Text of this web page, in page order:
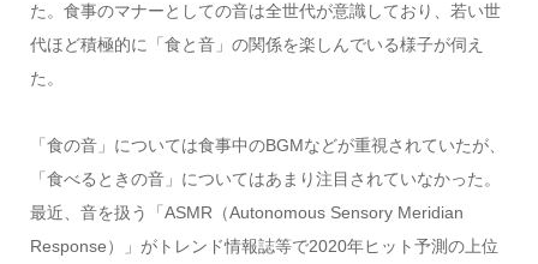
た。食事のマナーとしての音は全世代が意識しており、若い世
代ほど積極的に「食と音」の関係を楽しんでいる様子が伺え
た。
「食の音」については食事中のBGMなどが重視されていたが、
「食べるときの音」についてはあまり注目されていなかった。
最近、音を扱う「ASMR（Autonomous Sensory Meridian
Response）」がトレンド情報誌等で2020年ヒット予測の上位